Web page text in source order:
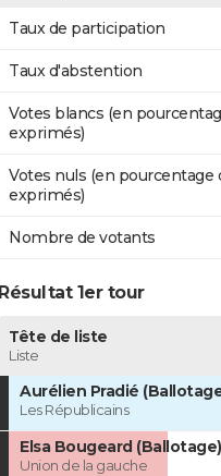
Taux de participation
Taux d'abstention
Votes blancs (en
exprimés)
Votes nuls (en pourcentage
exprimés)
Nombre de votants
Résultat 1er tour
Tête de liste
Liste
Aurélien Pradié
Les Républicains
Elsa Bougeard (Ballotage)
Union de la gauche